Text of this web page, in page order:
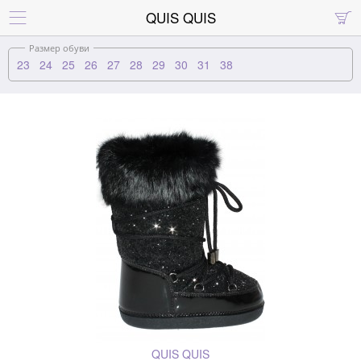
 
QUIS QUIS
Размер обуви
23 24 25 26 27 28 29 30 31 38
QUIS QUIS